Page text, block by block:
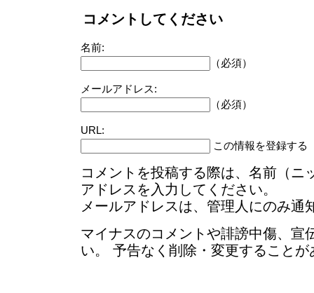
コメントしてください
名前:
（必須）
メールアドレス:
（必須）
URL:
この情報を登録する
コメントを投稿する際は、名前（ニ
アドレスを入力してください。
メールアドレスは、管理人にのみ通
マイナスのコメントや誹謗中傷、宣
い。 予告なく削除・変更することが